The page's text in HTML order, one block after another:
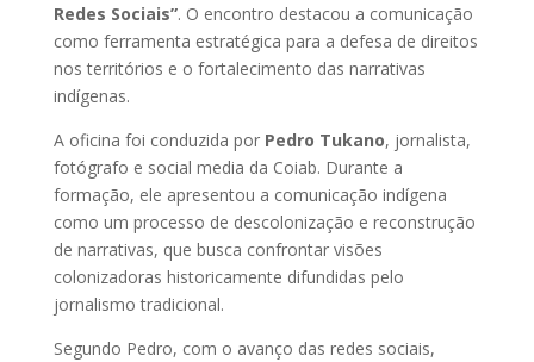
Redes Sociais”. O encontro destacou a comunicação
como ferramenta estratégica para a defesa de direitos
nos territórios e o fortalecimento das narrativas
indígenas.
A oficina foi conduzida por Pedro Tukano, jornalista,
fotógrafo e social media da Coiab. Durante a
formação, ele apresentou a comunicação indígena
como um processo de descolonização e reconstrução
de narrativas, que busca confrontar visões
colonizadoras historicamente difundidas pelo
jornalismo tradicional.
Segundo Pedro, com o avanço das redes sociais,